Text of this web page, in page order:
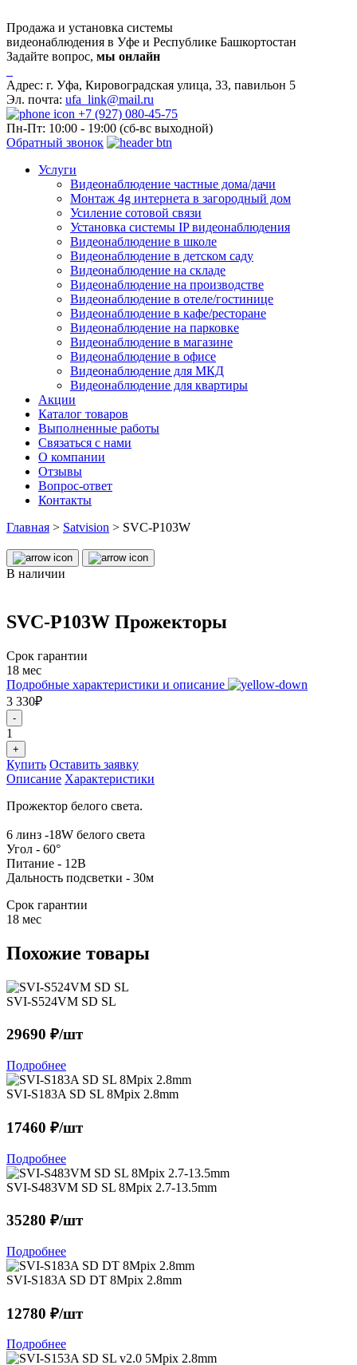
Продажа и установка системы
видеонаблюдения в Уфе и Республике Башкортостан
Задайте вопрос, мы онлайн
Адрес: г. Уфа, Кировоградская улица, 33, павильон 5
Эл. почта: ufa_link@mail.ru
+7 (927) 080-45-75
Пн-Пт: 10:00 - 19:00 (сб-вс выходной)
Обратный звонок
Услуги
Видеонаблюдение частные дома/дачи
Монтаж 4g интернета в загородный дом
Усиление сотовой связи
Установка системы IP видеонаблюдения
Видеонаблюдение в школе
Видеонаблюдение в детском саду
Видеонаблюдение на складе
Видеонаблюдение на производстве
Видеонаблюдение в отеле/гостинице
Видеонаблюдение в кафе/ресторане
Видеонаблюдение на парковке
Видеонаблюдение в магазине
Видеонаблюдение в офисе
Видеонаблюдение для МКД
Видеонаблюдение для квартиры
Акции
Каталог товаров
Выполненные работы
Связаться с нами
О компании
Отзывы
Вопрос-ответ
Контакты
Главная > Satvision > SVC-P103W
В наличии
SVC-P103W Прожекторы
Срок гарантии
18 мес
Подробные характеристики и описание
3 330₽
-
1
+
Купить Оставить заявку
Описание Характеристики
Прожектор белого света.
6 линз -18W белого света
Угол - 60°
Питание - 12В
Дальность подсветки - 30м
Срок гарантии
18 мес
Похожие товары
SVI-S524VM SD SL
29690 ₽/шт
Подробнее
SVI-S183A SD SL 8Mpix 2.8mm
17460 ₽/шт
Подробнее
SVI-S483VM SD SL 8Mpix 2.7-13.5mm
35280 ₽/шт
Подробнее
SVI-S183A SD DT 8Mpix 2.8mm
12780 ₽/шт
Подробнее